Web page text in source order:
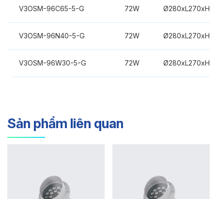
V3OSM-96C65-5-G 72W
V3OSM-96N40-5-G 72W
V3OSM-96W30-5-G 72W
Sản phẩm liên quan